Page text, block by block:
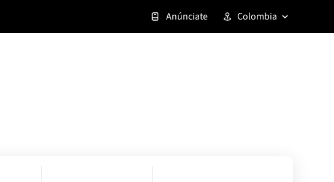
Anúnciate Colombia